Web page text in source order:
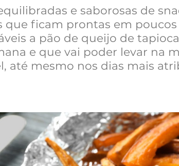
e saborosas de
que ficam prontas em
a pão de queijo de
e que vai poder levar na
até mesmo nos dias mais